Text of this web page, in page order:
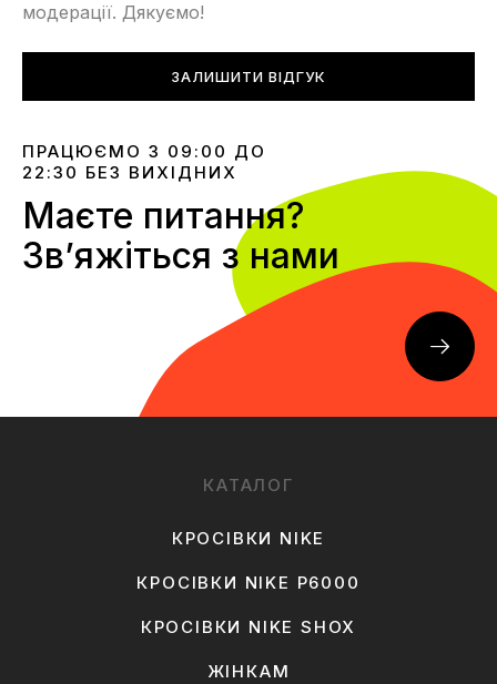
модерації. Дякуємо!
ЗАЛИШИТИ ВІДГУК
ПРАЦЮЄМО З 09:00 ДО
22:30 БЕЗ ВИХІДНИХ
Маєте питання?
Звʼяжіться з нами
КАТАЛОГ
КРОСІВКИ NIKE
КРОСІВКИ NIKE P6000
КРОСІВКИ NIKE SHOX
ЖІНКАМ